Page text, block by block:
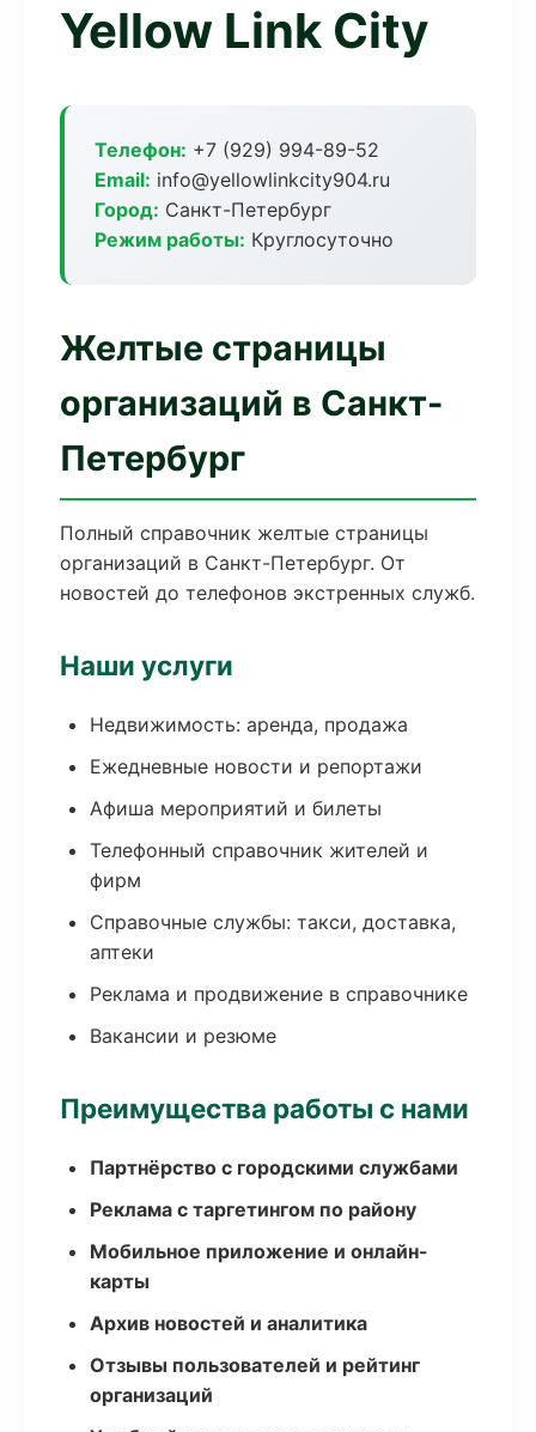
Yellow Link City
Телефон: +7 (929) 994-89-52
Email: info@yellowlinkcity904.ru
Город: Санкт-Петербург
Режим работы: Круглосуточно
Желтые страницы
организаций в Санкт-
Петербург
Полный справочник желтые страницы
организаций в Санкт-Петербург. От
новостей до телефонов экстренных служб.
Наши услуги
Недвижимость: аренда, продажа
Ежедневные новости и репортажи
Афиша мероприятий и билеты
Телефонный справочник жителей и
фирм
Справочные службы: такси, доставка,
аптеки
Реклама и продвижение в справочнике
Вакансии и резюме
Преимущества работы с нами
Партнёрство с городскими службами
Реклама с таргетингом по району
Мобильное приложение и онлайн-
карты
Архив новостей и аналитика
Отзывы пользователей и рейтинг
организаций